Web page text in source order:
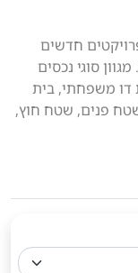
חדשים
הכוללים בנייה חדשה, פינוי בינוי ותמ"א 38. מגוון סוגי נכסים
דו משפחתי, בית
פנים, שטח חוץ,